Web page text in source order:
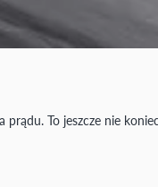
To jeszcze nie